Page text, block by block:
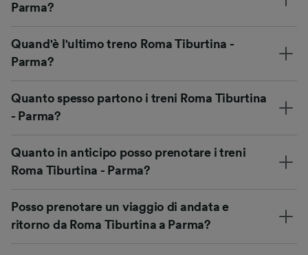
Parma?
Quand'è l'ultimo treno Roma Tiburtina -
Parma?
Quanto spesso partono i treni Roma Tiburtina
- Parma?
Quanto in anticipo posso prenotare i treni
Roma Tiburtina - Parma?
Posso prenotare un viaggio di andata e
ritorno da Roma Tiburtina a Parma?